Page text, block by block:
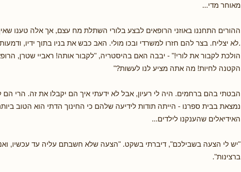
מאוחר מדי...
ההורים התחננו באוזני הרופאים לבצע בלורי השתלת מח עצם, אך אלה טענו
.לא יצליח. בצר להם חזרו למשרדי ובכו מולי. האב כבש את בניו בתוך ידיו, ודמעות
הולכת לקבור את לורי!" - יבבה האם בהיסטריה, "לקבור אותה! ראביי שטרן,
הקטנה לחיות! מה אתה מציע לנו לעשות?"
הבטתי בהם ברחמים. היה לי רעיון, אבל לא ידעתי איך הם יקבלו את זה. הרי הם
נמצאת בבית ספרנו - הייתה תודות לידיעה שלהם כי החינוך הדתי הוא הטוב
האידיאלים שהענקנו לילדים...
"יש לי הצעה בשבילכם", דיברתי בשקט. "הצעה שלא חשבתם עליה עד עכשיו,
ברצינות".